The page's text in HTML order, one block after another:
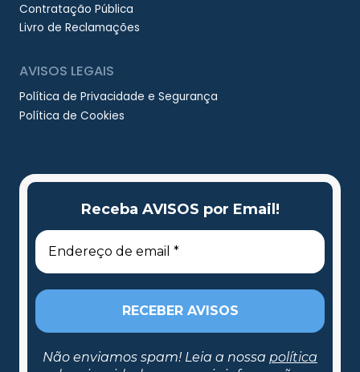
Contratação Pública
Livro de Reclamações
AVISOS LEGAIS
Política de Privacidade e Segurança
Política de Cookies
Receba AVISOS por Email!
Não enviamos spam! Leia a nossa política